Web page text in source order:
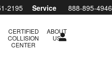
2195 Service 888-895-4946
CERTIFIED
COLLISION
CENTER
ABOUT
US